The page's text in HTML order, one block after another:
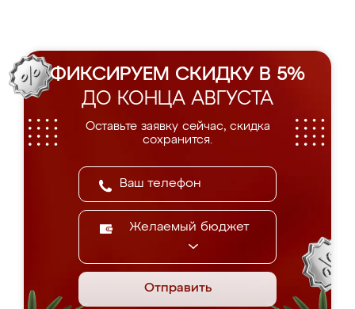
ФИКСИРУЕМ СКИДКУ В 5%
ДО КОНЦА АВГУСТА
Оставьте заявку сейчас, скидка
сохранится.
Желаемый бюджет
Отправить